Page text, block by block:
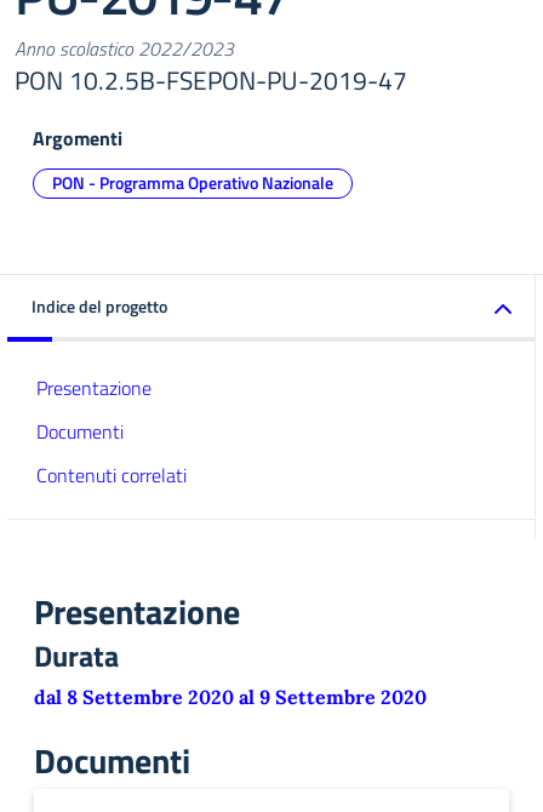
Anno scolastico 2022/2023
PON 10.2.5B-FSEPON-PU-2019-47
Argomenti
PON - Programma Operativo Nazionale
Indice del progetto
Presentazione
Documenti
Contenuti correlati
Presentazione
Durata
dal 8 Settembre 2020 al 9 Settembre 2020
Documenti